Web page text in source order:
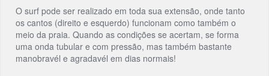
O surf pode ser realizado em toda sua extensão, onde tanto
os cantos (direito e esquerdo) funcionam como também o
meio da praia. Quando as condições se acertam, se forma
uma onda tubular e com pressão, mas também bastante
manobravél e agradavél em dias normais!